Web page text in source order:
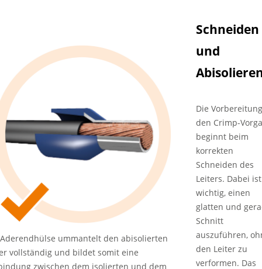
ummantelt den abisolierten
vollständig und bildet somit eine
zwischen dem isolierten und dem
Schneiden
und
Die
den Crimp-
beginnt beim
korrekten
Schneiden des
Leiters. Dabei
wichtig, einen
glatten und
Schnitt
auszuführen,
den Leiter zu
verformen. Das